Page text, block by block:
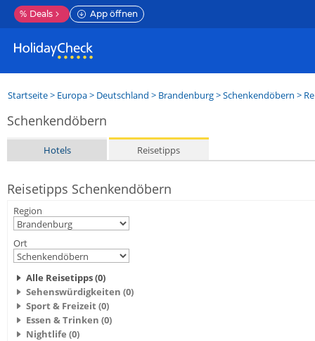
% Deals App öffnen
Startseite> Europa> Deutschland > Brandenburg>Schenkendöbern >
Schenkendöbern
Hotels Reisetipps
Reisetipps Schenkendöbern
Region
Ort
Alle Reisetipps (0)
Sehenswürdigkeiten (0)
Sport & Freizeit (0)
Essen & Trinken (0)
Nightlife (0)